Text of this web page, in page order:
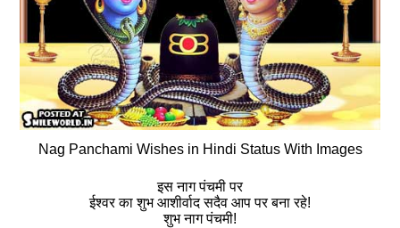
Nag Panchami Wishes in Hindi Status With Images
इस नाग पंचमी पर
ईश्वर का शुभ आशीर्वाद सदैव आप पर बना रहे!
शुभ नाग पंचमी!